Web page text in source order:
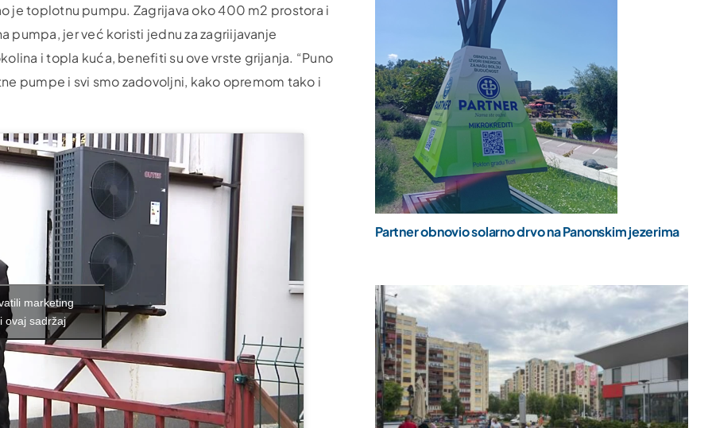
je toplotnu pumpu. Zagrijava oko 400 m2 prostora i
pumpa, jer već koristi jednu za zagriijavanje
i topla kuća, benefiti su ove vrste grijanja. “Puno
pumpe i svi smo zadovoljni, kako opremom tako i
marketing
ovaj sadržaj
Partner obnovio solarno drvo na Panonskim jezerima